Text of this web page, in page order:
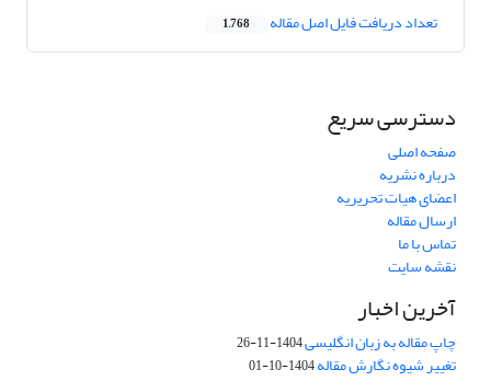
تعداد دریافت فایل اصل مقاله 1,768
دسترسی سریع
صفحه اصلی
درباره نشریه
اعضای هیات تحریریه
ارسال مقاله
تماس با ما
نقشه سایت
آخرین اخبار
چاپ مقاله به زبان انگلیسی1404-11-26
تغییر شیوه نگارش مقاله1404-10-01